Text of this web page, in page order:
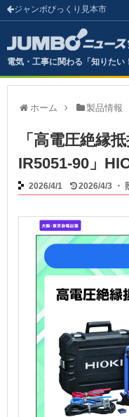
ジャンボびっくり見本市
電気・工事に関わる「知りたい
ホーム 製品情報
「高電圧絶縁
IR5051-90」
2026/4/1 2026/4/3 ・